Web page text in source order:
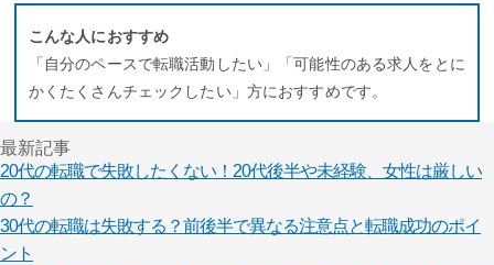
こんな人におすすめ
「自分のペースで転職活動したい」「可能性のある求人をとに
かくたくさんチェックしたい」方におすすめです。
最新記事
20代の転職で失敗したくない！20代後半や未経験、女性は厳しい
の？
30代の転職は失敗する？前後半で異なる注意点と転職成功のポイ
ント